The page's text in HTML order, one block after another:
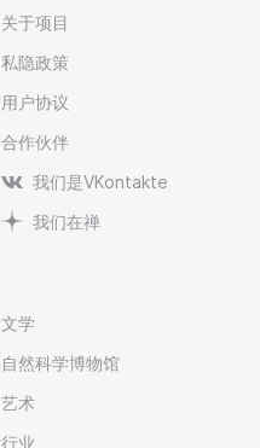
关于项目
私隐政策
用户协议
合作伙伴
我们是VKontakte
我们在禅
文学
自然科学博物馆
艺术
行业